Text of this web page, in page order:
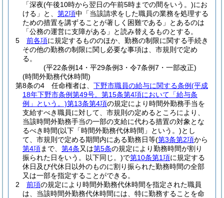
「深夜(午後10時から翌日の午前5時までの間をいう。)にお
ける」と、 第2項中「当該請求をした職員の業務を処理する
ための措置を講ずることが著しく困難である」とあるのは
「公務の運営に支障がある」と読み替えるものとする。
5
前各項に規定するもののほか、勤務の制限に関する手続き
その他の勤務の制限に関し必要な事項は、市規則で定め
る。
(平22条例14・平29条例3・令7条例7・一部改正)
(時間外勤務代休時間)
第8条の4
任命権者は、 下野市職員の給与に関する条例(平成
18年下野市条例第49号。第15条第4項において「給与条
例」という。)第13条第4項の規定により時間外勤務手当を
支給すべき職員に対して、市規則の定めるところにより、
当該時間外勤務手当の一部の支給に代わる措置の対象とな
るべき時間(以下「時間外勤務代休時間」という。)とし
て、市規則で定める期間内にある勤務日等(第3条第2項から
第4項まで、 第4条又は第5条の規定により勤務時間が割り
振られた日をいう。以下同じ。)で第10条第1項に規定する
休日及び代休日以外のものに割り振られた勤務時間の全部
又は一部を指定することができる。
2
前項の規定により時間外勤務代休時間を指定された職員
は、当該時間外勤務代休時間には、特に勤務することを命